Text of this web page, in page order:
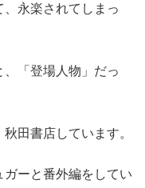
永楽されてしまっ
「登場人物」だっ
田書店しています。
ーと番外編をしてい